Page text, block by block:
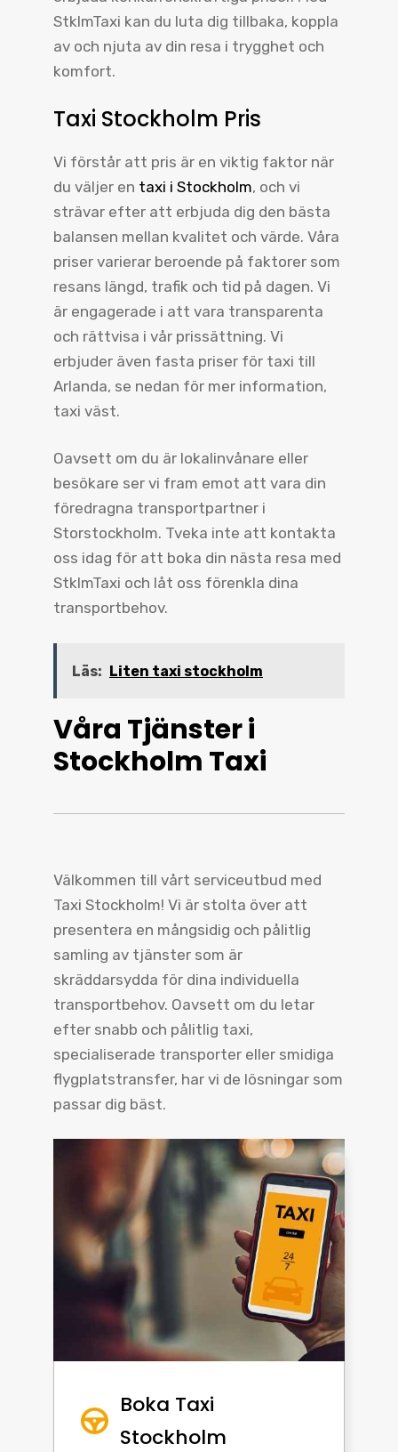
StklmTaxi kan du luta dig tillbaka, koppla
av och njuta av din resa i trygghet och
komfort.
Taxi Stockholm Pris
Vi förstår att pris är en viktig faktor när
du väljer en taxi i Stockholm, och vi
strävar efter att erbjuda dig den bästa
balansen mellan kvalitet och värde. Våra
priser varierar beroende på faktorer som
resans längd, trafik och tid på dagen. Vi
är engagerade i att vara transparenta
och rättvisa i vår prissättning. Vi
erbjuder även fasta priser för taxi till
Arlanda, se nedan för mer information,
taxi väst.
Oavsett om du är lokalinvånare eller
besökare ser vi fram emot att vara din
föredragna transportpartner i
Storstockholm. Tveka inte att kontakta
oss idag för att boka din nästa resa med
StklmTaxi och låt oss förenkla dina
transportbehov.
Läs: Liten taxi stockholm
Våra Tjänster i
Stockholm Taxi
Välkommen till vårt serviceutbud med
Taxi Stockholm! Vi är stolta över att
presentera en mångsidig och pålitlig
samling av tjänster som är
skräddarsydda för dina individuella
transportbehov. Oavsett om du letar
efter snabb och pålitlig taxi,
specialiserade transporter eller smidiga
flygplatstransfer, har vi de lösningar som
passar dig bäst.
Boka Taxi
Stockholm